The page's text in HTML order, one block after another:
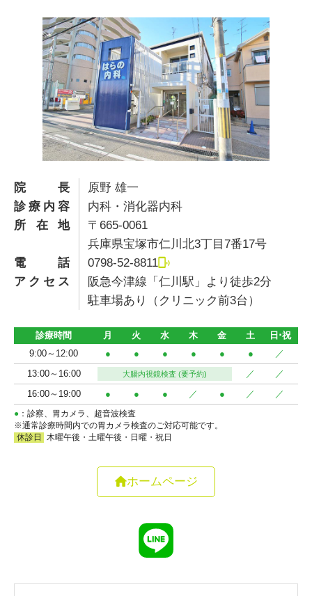
院長
原野 雄一
診療内容
内科・消化器内科
所在地
〒665-0061
兵庫県宝塚市仁川北3丁目7番17号
電話
0798-52-8811
アクセス
阪急今津線「仁川駅」より徒歩2分
駐車場あり（クリニック前3台）
ホームページ